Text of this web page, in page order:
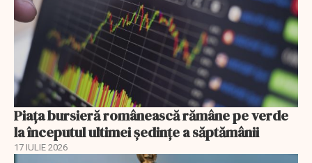
Piața bursieră românească rămâne pe verde
la începutul ultimei ședințe a săptămânii
17 IULIE 2026